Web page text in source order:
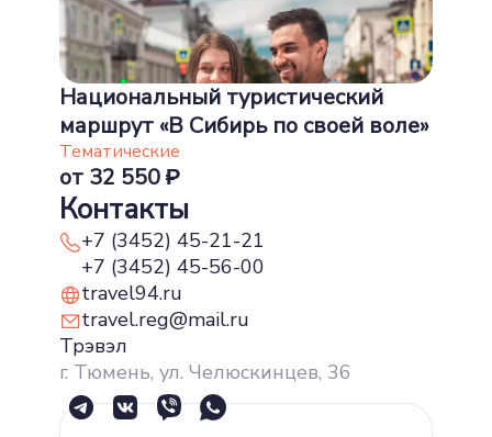
Национальный туристический
маршрут «В Сибирь по своей воле»
Тематические
от 32 550
Контакты
+7 (3452) 45-21-21
+7 (3452) 45-56-00
travel94.ru
travel.reg@mail.ru
Трэвэл
г. Тюмень, ул. Челюскинцев, 36